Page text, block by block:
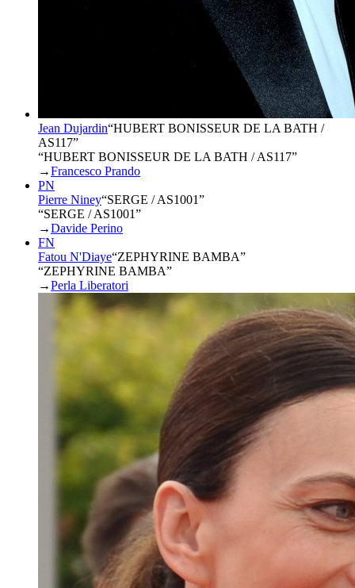
Jean Dujardin“HUBERT BONISSEUR DE LA BATH /
AS117”
“HUBERT BONISSEUR DE LA BATH / AS117”
→Francesco Prando
PN
Pierre Niney“SERGE / AS1001”
“SERGE / AS1001”
→Davide Perino
FN
Fatou N'Diaye“ZEPHYRINE BAMBA”
“ZEPHYRINE BAMBA”
→Perla Liberatori